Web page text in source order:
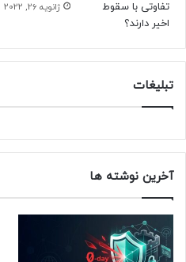
حتما بخوانید :
منبع : زومیت
ژانویه 26, 2022
تبلیغات
آخرین نوشته ها